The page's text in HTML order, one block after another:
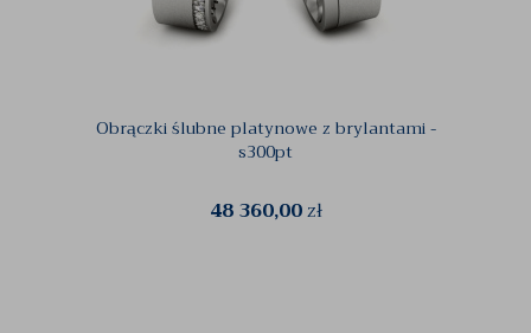
Obrączki ślubne platynowe z brylantami -
s300pt
48 360,00zł